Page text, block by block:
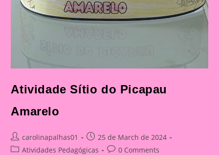
Atividade Sítio do Picapau
Amarelo
Post
author:
carolinapalhas01
Post
published:
25 de March de 2024
PostAtividades Pedagógicas
Post0 Comments